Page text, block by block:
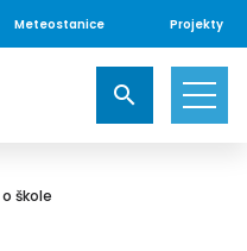
Meteostanice Projekty
škole